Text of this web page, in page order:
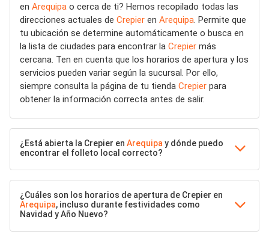
en Arequipa o cerca de ti? Hemos recopilado todas las
direcciones actuales de Crepier en Arequipa. Permite que
tu ubicación se determine automáticamente o busca en
la lista de ciudades para encontrar la Crepier más
cercana. Ten en cuenta que los horarios de apertura y los
servicios pueden variar según la sucursal. Por ello,
siempre consulta la página de tu tienda Crepier para
obtener la información correcta antes de salir.
¿Está abierta la Crepier en Arequipa y dónde puedo
encontrar el folleto local correcto?
¿Cuáles son los horarios de apertura de Crepier en
Arequipa, incluso durante festividades como
Navidad y Año Nuevo?